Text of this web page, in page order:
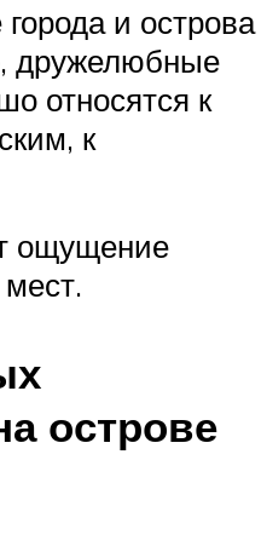
и острова
дружелюбные
относятся к
к
ощущение
острове